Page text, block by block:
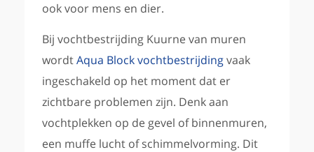
ook voor mens en dier.
Bij vochtbestrijding Kuurne van muren
wordtAqua Block vochtbestrijdingvaak
ingeschakeld op het moment dat er
zichtbare problemen zijn. Denk aan
vochtplekken op de gevel of binnenmuren,
een muffe lucht of schimmelvorming. Dit